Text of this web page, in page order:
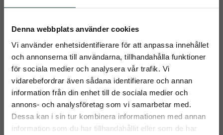
Denna webbplats använder cookies
Vi använder enhetsidentifierare för att anpassa innehållet
och annonserna till användarna, tillhandahålla funktioner
för sociala medier och analysera vår trafik. Vi
vidarebefordrar även sådana identifierare och annan
information från din enhet till de sociala medier och
annons- och analysföretag som vi samarbetar med.
Dessa kan i sin tur kombinera informationen med annan
information som du har tillhandahållit eller som de har
Fagers Freya
Ridbyxor
Fagers Freya Ridbyxor ser
inte bara stilrena och
snygga ut, utan är också
väldigt bekväma
1 099kr 1 299kr
Tävlingskavaj
Tävlingskavaj med
andasfunktion,
skräddarsydd. Skrynkelfri
350kr 599kr
Prenumerera på Emmishopens
nyhetsbrev